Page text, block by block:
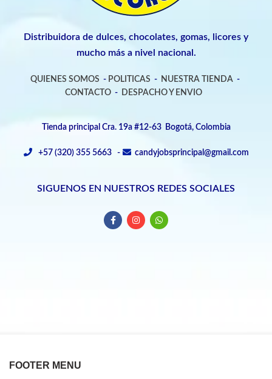
Distribuidora de dulces, chocolates, gomas, licores y
mucho más a nivel nacional.
QUIENES SOMOS - POLITICAS - NUESTRA TIENDA -
CONTACTO- DESPACHO Y ENVIO
Tienda principal Cra. 19a #12-63 Bogotá, Colombia
+57 (320) 355 5663 - candyjobsprincipal@gmail.com
SIGUENOS EN NUESTROS REDES SOCIALES
FOOTER MENU